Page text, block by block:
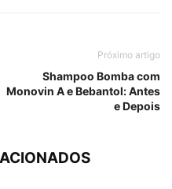
Próximo artigo
Shampoo Bomba com
Monovin A e Bebantol: Antes
e Depois